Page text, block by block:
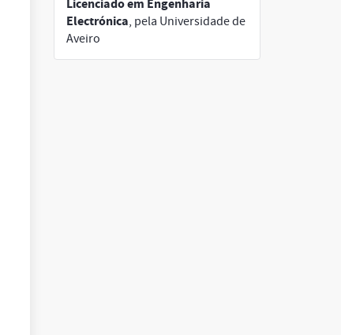
Licenciado em Engenharia
Electrónica, pela Universidade de
Aveiro